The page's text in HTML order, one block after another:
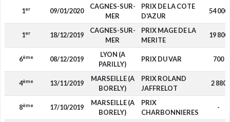
1er 09/01/2020
CAGNES-SUR-
MER
PRIX DE LA COTE
D'AZUR
54 000
1er 18/12/2019
CAGNES-SUR-
MER
PRIX MAGE DE LA
MERITE
19 800
6ème 08/12/2019
LYON (A
PARILLY)
PRIX DU VAR 700
4ème 13/11/2019
MARSEILLE (A
BORELY)
PRIX ROLAND
JAFFRELOT
2 880
8ème 17/10/2019
MARSEILLE (A
BORELY)
PRIX
CHARBONNIERES
-